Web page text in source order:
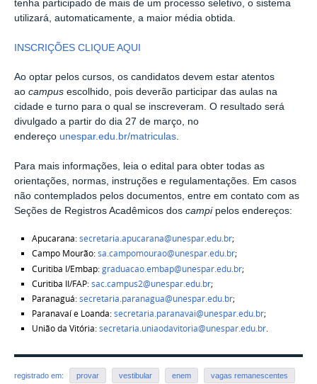
tenha participado de mais de um processo seletivo, o sistema
utilizará, automaticamente, a maior média obtida.
INSCRIÇÕES CLIQUE AQUI
Ao optar pelos cursos, os candidatos devem estar atentos
ao campus escolhido, pois deverão participar das aulas na
cidade e turno para o qual se inscreveram. O resultado será
divulgado a partir do dia 27 de março, no
endereço unespar.edu.br/matriculas.
Para mais informações, leia o edital para obter todas as
orientações, normas, instruções e regulamentações. Em casos
não contemplados pelos documentos, entre em contato com as
Seções de Registros Acadêmicos dos campi pelos endereços:
Apucarana:secretaria.apucarana@unespar.edu.br;
Campo Mourão:sa.campomourao@unespar.edu.br;
Curitiba I/Embap:graduacao.embap@unespar.edu.br;
Curitiba II/FAP:sac.campus2@unespar.edu.br;
Paranaguá:secretaria.paranagua@unespar.edu.br;
Paranavaí e Loanda:secretaria.paranavai@unespar.edu.br;
União da Vitória:secretaria.uniaodavitoria@unespar.edu.br.
registrado em: provar vestibular enem vagas remanescentes